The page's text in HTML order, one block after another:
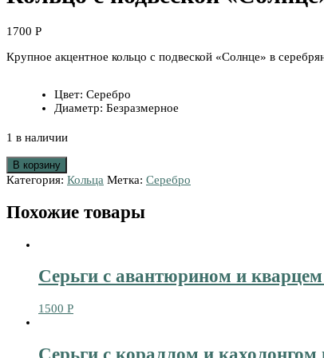
1700 Р
Крупное акцентное кольцо с подвеской «Солнце» в
Цвет: Серебро
Диаметр: Безразмерное
1 в наличии
В корзину
Категория: Кольца Метка: Серебро
Похожие товары
Серьги с авантюрином и кварцем
1500 Р